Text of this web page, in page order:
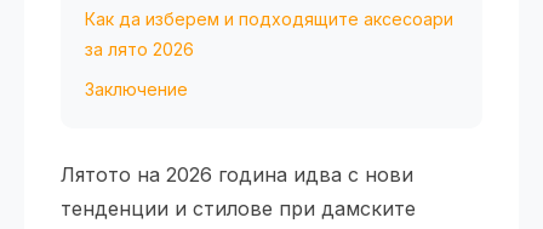
Как да изберем и подходящите аксесоари
за лято 2026
Заключение
Лятото на 2026 година идва с нови
тенденции и стилове при дамските